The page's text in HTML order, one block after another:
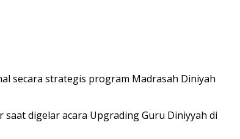
secara strategis program Madrasah Diniyah
digelar acara Upgrading Guru Diniyyah di